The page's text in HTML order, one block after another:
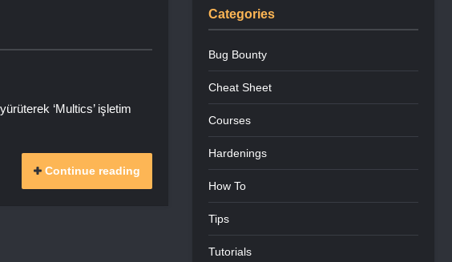
‘Multics’ işletim
Continue reading
Categories
Bug Bounty
Cheat Sheet
Courses
Hardenings
How To
Tips
Tutorials